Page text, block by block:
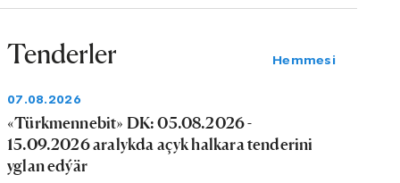
Tenderler Hemmesi
07.08.2026
«Türkmennebit» DK: 05.08.2026 -
15.09.2026 aralykda açyk halkara tenderini
yglan edýär